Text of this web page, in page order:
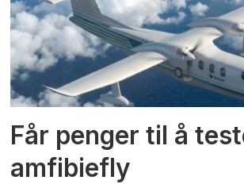
Får penger til å
amfibiefly